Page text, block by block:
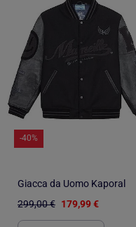
-40%
Giacca da Uomo Kaporal
299,00 € 179,99 €